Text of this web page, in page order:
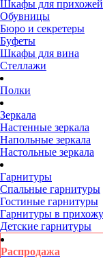
Шкафы для прихожей
Обувницы
Бюро и секретеры
Буфеты
Шкафы для вина
Стеллажи
Полки
Зеркала
Настенные зеркала
Напольные зеркала
Настольные зеркала
Гарнитуры
Спальные гарнитуры
Гостиные гарнитуры
Гарнитуры в
Детские гарнитуры
Распродажа